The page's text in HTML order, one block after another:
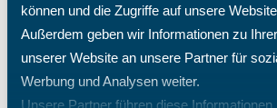
können und die Zugriffe auf unsere
Außerdem geben wir Informationen zu
unserer Website an unsere Partner für
Werbung und Analysen weiter.
Unsere Partner führen diese
Welche Zugriffsrechte kann ich im
Wie ändere ich die Rolle eines
Wo finde ich Dokumente und